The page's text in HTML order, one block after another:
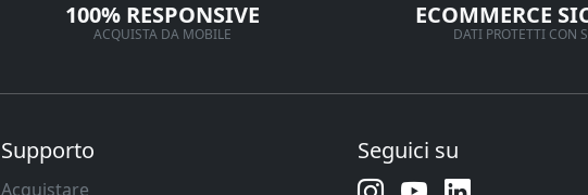
100% RESPONSIVE
ACQUISTA DA MOBILE
ECOMMERCE
DATI PROTETTI CON
Supporto
Acquistare
Seguici su